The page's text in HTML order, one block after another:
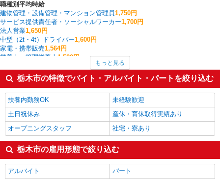
職種別平均時給
建物管理・設備管理・マンション管理員1,750円
サービス提供責任者・ソーシャルワーカー1,700円
法人営業1,650円
中型（2t・4t）ドライバー1,600円
家電・携帯販売1,564円
栄養士・管理栄養士 1,500円
1,500円
その他介護・福祉1,500円
フォークリフト 1,485円
経理・人事・労務・総務・法務1,450円
栃木市の他の職種の平均時給を見る
もっと見る
栃木市の特徴でバイト・アルバイト・パートを絞り込む
扶養内勤務OK
未経験歓迎
土日祝休み
産休・育休取得実績あり
オープニングスタッフ
社宅・寮あり
栃木市の雇用形態で絞り込む
アルバイト
パート